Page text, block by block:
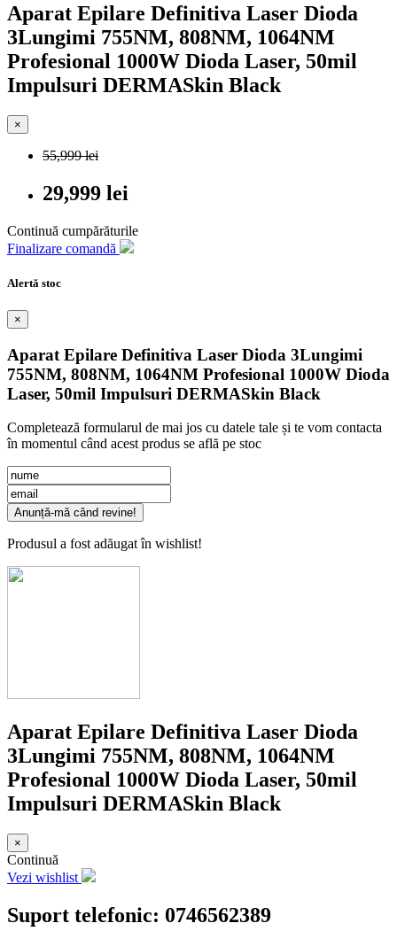
Aparat Epilare Definitiva Laser Dioda
3Lungimi 755NM, 808NM, 1064NM
Profesional 1000W Dioda Laser, 50mil
Impulsuri DERMASkin Black
×
55,999 lei
29,999 lei
Continuă cumpărăturile
Finalizare comandă
Alertă stoc
×
Aparat Epilare Definitiva Laser Dioda 3Lungimi
755NM, 808NM, 1064NM Profesional 1000W Dioda
Laser, 50mil Impulsuri DERMASkin Black
Completează formularul de mai jos cu datele tale și te vom contacta
în momentul când acest produs se află pe stoc
Anunță-mă când revine!
Produsul a fost adăugat în wishlist!
Aparat Epilare Definitiva Laser Dioda
3Lungimi 755NM, 808NM, 1064NM
Profesional 1000W Dioda Laser, 50mil
Impulsuri DERMASkin Black
×
Continuă
Vezi wishlist
Suport telefonic: 0746562389